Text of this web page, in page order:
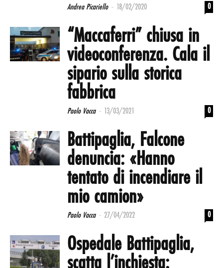
Andrea Picariello - 18/02/2020 0
“Maccaferri” chiusa in
videoconferenza. Cala il
sipario sulla storica
fabbrica
Paolo Vacca - 13/03/2021 0
Battipaglia, Falcone
denuncia: «Hanno
tentato di incendiare il
mio camion»
Paolo Vacca - 27/04/2022 0
Ospedale Battipaglia,
scatta l’inchiesta: